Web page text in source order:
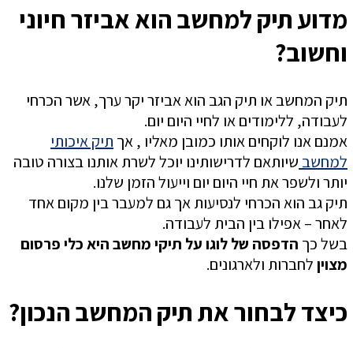
מדוע תיק למחשב הוא אביזר חיוני
וחשוב?
תיק המחשב או תיק הגב הוא אביזר יקר ערך, אשר הכרחי
לעבודה, ללימודים או לחיי היום יום.
אמנם אנו לוקחים אותו כמובן מאליו , אך תיק איכותי
למחשב שיותאם לדרישותינו יוכל לשרת אותנו בצורה טובה
יותר ולשפר את חיי היום יום וייעול הזמן שלנו.
תיק גב הוא הכרחי לנסיעות אך גם למעבר בין מקום אחד
לאחר – אפילו בין הבית לעבודה.
בשל כך הדפסה של לוגו על תיקי מחשב היא כלי פרסום
מצויןלחברות ולארגונים.
כיצד לבחור את תיק המחשב הנכון?